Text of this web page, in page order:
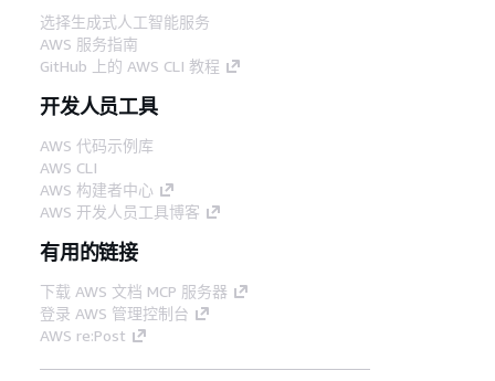
选择生成式人工智能服务
AWS 服务指南
GitHub 上的 AWS CLI 教程
开发人员工具
AWS 代码示例库
AWS CLI
AWS 构建者中心
AWS 开发人员工具博客
有用的链接
下载 AWS 文档 MCP 服务器
登录 AWS 管理控制台
AWS re:Post